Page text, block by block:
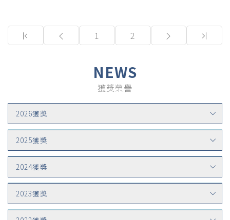
NEWS
獲獎榮譽
2026獲獎
2025獲獎
2024獲獎
2023獲獎
1 (current)
2